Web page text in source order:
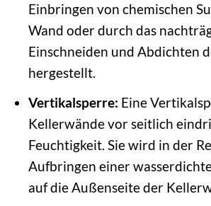
Einbringen von chemischen
Wand oder durch das
Einschneiden und Abdichten
hergestellt.
Vertikalsperre: Eine
Kellerwände vor seitlich
Feuchtigkeit. Sie wird in der
Aufbringen einer
auf die Außenseite der